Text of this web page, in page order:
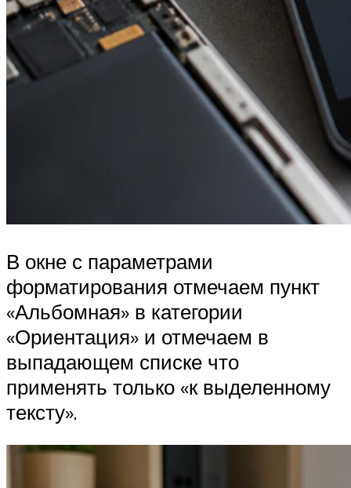
В окне с параметрами
форматирования отмечаем пункт
«Альбомная» в категории
«Ориентация» и отмечаем в
выпадающем списке что
применять только «к выделенному
тексту».